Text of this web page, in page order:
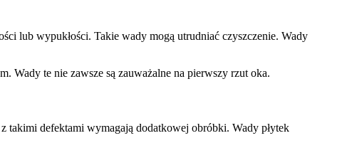
lub wypukłości. Takie wady mogą utrudniać czyszczenie. Wady
Wady te nie zawsze są zauważalne na pierwszy rzut oka.
takimi defektami wymagają dodatkowej obróbki. Wady płytek